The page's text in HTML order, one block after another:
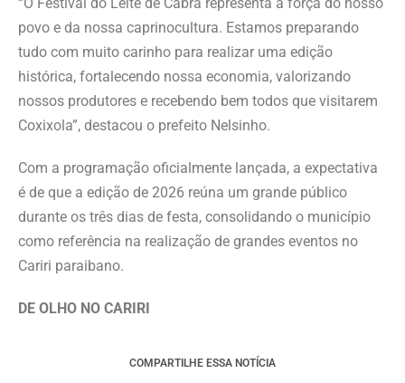
povo e da nossa caprinocultura. Estamos preparando
tudo com muito carinho para realizar uma edição
histórica, fortalecendo nossa economia, valorizando
nossos produtores e recebendo bem todos que visitarem
Coxixola”, destacou o prefeito Nelsinho.
Com a programação oficialmente lançada, a expectativa
é de que a edição de 2026 reúna um grande público
durante os três dias de festa, consolidando o município
como referência na realização de grandes eventos no
Cariri paraibano.
DE OLHO NO CARIRI
COMPARTILHE ESSA NOTÍCIA